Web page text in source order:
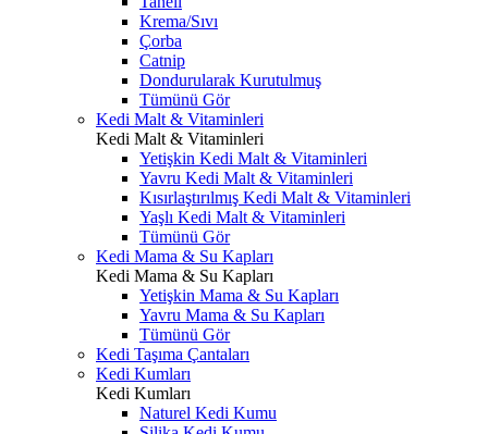
Krema/Sıvı
Çorba
Catnip
Dondurularak Kurutulmuş
Tümünü Gör
Kedi Malt & Vitaminleri
Kedi Malt & Vitaminleri
Yetişkin Kedi Malt & Vitaminleri
Yavru Kedi Malt & Vitaminleri
Kısırlaştırılmış Kedi Malt & Vitaminleri
Yaşlı Kedi Malt & Vitaminleri
Tümünü Gör
Kedi Mama & Su Kapları
Kedi Mama & Su Kapları
Yetişkin Mama & Su Kapları
Yavru Mama & Su Kapları
Tümünü Gör
Kedi Taşıma Çantaları
Kedi Kumları
Kedi Kumları
Naturel Kedi Kumu